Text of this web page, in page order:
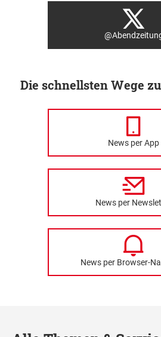
Die schnellsten Wege
News per App
News per
News per Browser-